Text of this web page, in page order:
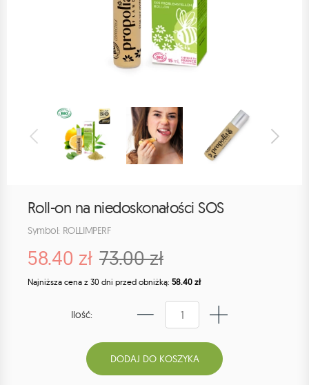
Roll-on na niedoskonałości SOS
Symbol: ROLLIMPERF
58.40 zł 73.00 zł
Najniższa cena z 30 dni przed obniżką: 58.40 zł
Ilość: